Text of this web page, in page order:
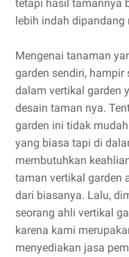
tetapi hasil tamannya
lebih indah
Mengenai tanaman
garden sendiri,
dalam vertikal garden
desain taman nya.
garden ini tidak
yang biasa tapi di
membutuhkan
taman vertikal garden
dari biasanya. Lalu,
seorang ahli vertikal
karena kami
menyediakan jasa